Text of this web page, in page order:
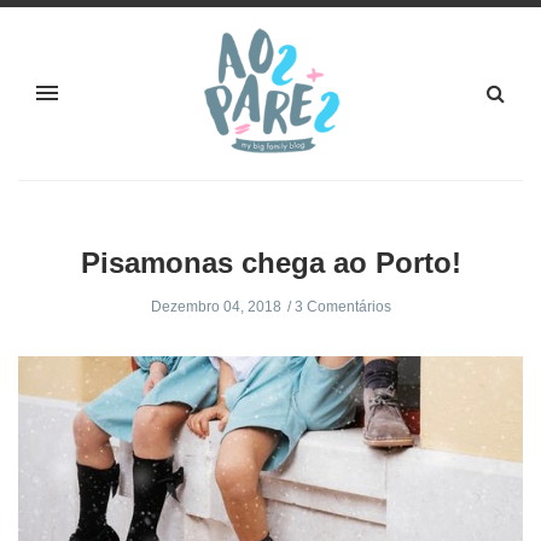
Pisamonas chega ao Porto!
Dezembro 04, 2018 3 Comentários